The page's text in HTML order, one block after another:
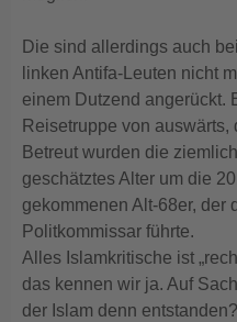
Die sind allerdings auch
linken Antifa-Leuten nicht
einem Dutzend angerückt.
Reisetruppe von
Betreut wurden die
geschätztes Alter um die
gekommenen Alt-68er, der
Politkommissar führte.
Alles Islamkritische ist
das kennen wir ja. Auf
der Islam denn